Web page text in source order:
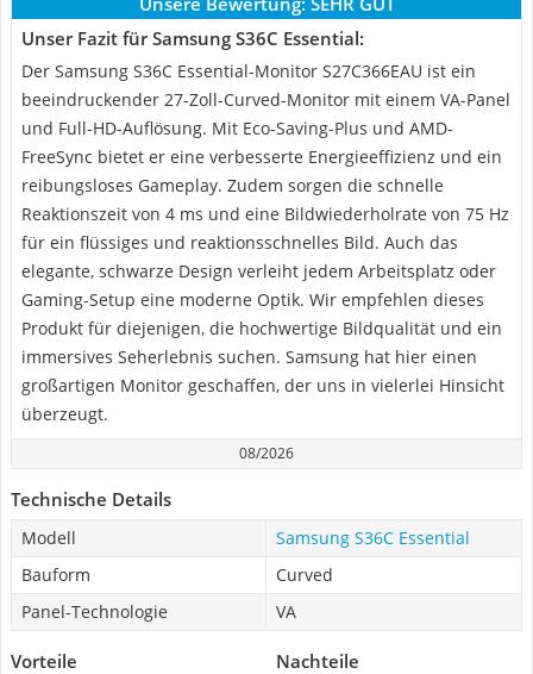
Unser Fazit für Samsung S36C Essential:
Der Samsung S36C Essential-Monitor S27C366EAU ist ein
beeindruckender 27-Zoll-Curved-Monitor mit einem VA-Panel
und Full-HD-Auflösung. Mit Eco-Saving-Plus und AMD-
FreeSync bietet er eine verbesserte Energieeffizienz und ein
reibungsloses Gameplay. Zudem sorgen die schnelle
Reaktionszeit von 4 ms und eine Bildwiederholrate von 75 Hz
für ein flüssiges und reaktionsschnelles Bild. Auch das
elegante, schwarze Design verleiht jedem Arbeitsplatz oder
Gaming-Setup eine moderne Optik. Wir empfehlen dieses
Produkt für diejenigen, die hochwertige Bildqualität und ein
immersives Seherlebnis suchen. Samsung hat hier einen
großartigen Monitor geschaffen, der uns in vielerlei Hinsicht
überzeugt.
08/2026
Technische Details
Modell
Samsung S36C Essential
Bauform
Curved
Panel-Technologie
VA
Vorteile Nachteile